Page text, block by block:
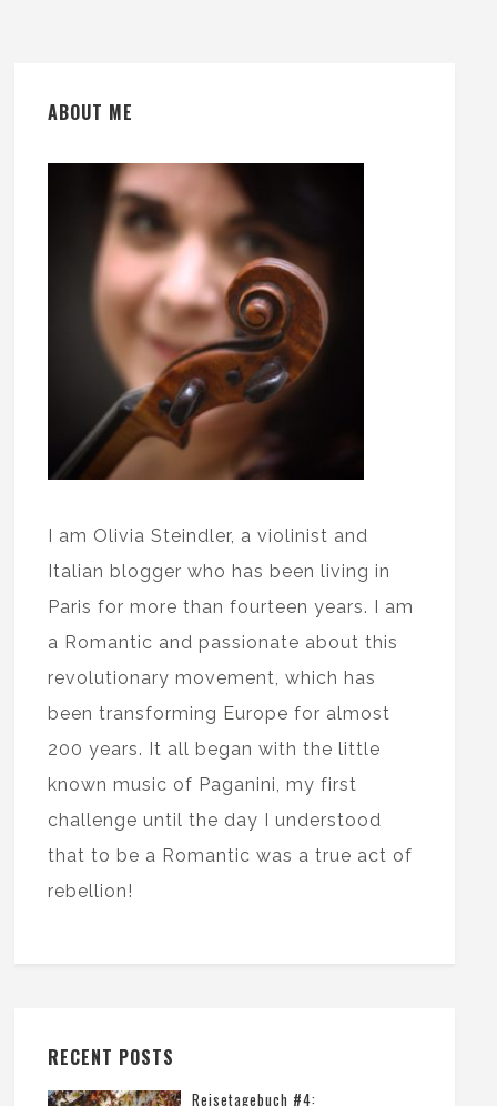
ABOUT ME
I am Olivia Steindler, a violinist and
Italian blogger who has been living in
Paris for more than fourteen years. I am
a Romantic and passionate about this
revolutionary movement, which has
been transforming Europe for almost
200 years. It all began with the little
known music of Paganini, my first
challenge until the day I understood
that to be a Romantic was a true act of
rebellion!
RECENT POSTS
Reisetagebuch #4: